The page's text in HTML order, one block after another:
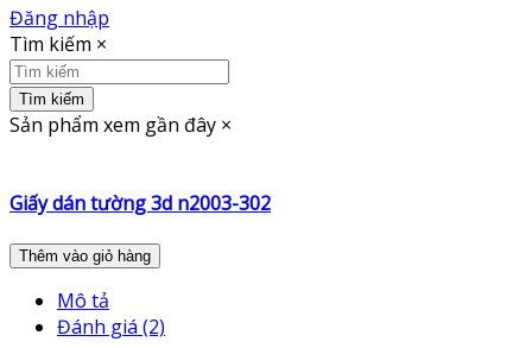
Đăng nhập
Tìm kiếm ×
Tìm kiếm
Sản phẩm xem gần đây ×
Giấy dán tường 3d n2003-302
Thêm vào giỏ hàng
Mô tả
Đánh giá (2)